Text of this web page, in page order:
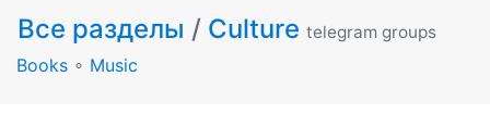
Все разделы / Culture telegram groups
Books ∘ Music